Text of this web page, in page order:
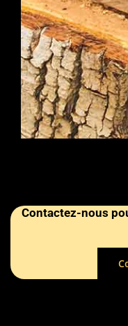
Contactez-nous